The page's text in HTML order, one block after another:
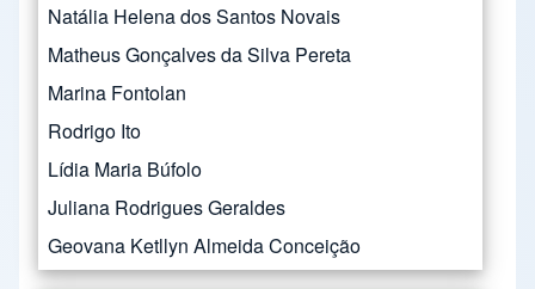
Natália Helena dos Santos Novais
Matheus Gonçalves da Silva Pereta
Marina Fontolan
Rodrigo Ito
Lídia Maria Búfolo
Juliana Rodrigues Geraldes
Geovana Ketllyn Almeida Conceição